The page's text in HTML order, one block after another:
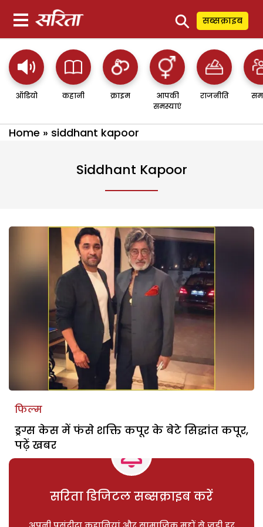
⚲ सब्सक्राइब
ऑडियो कहानी क्राइम
आपकी
समस्याएं
राजनीति
Home » siddhant kapoor
Siddhant Kapoor
फिल्म
ड्रग्स केस में फंसे शक्ति कपूर के बेटे सिद्धांत कपूर,
पढ़ें खबर
सरिता डिजिटल सब्सक्राइब करें